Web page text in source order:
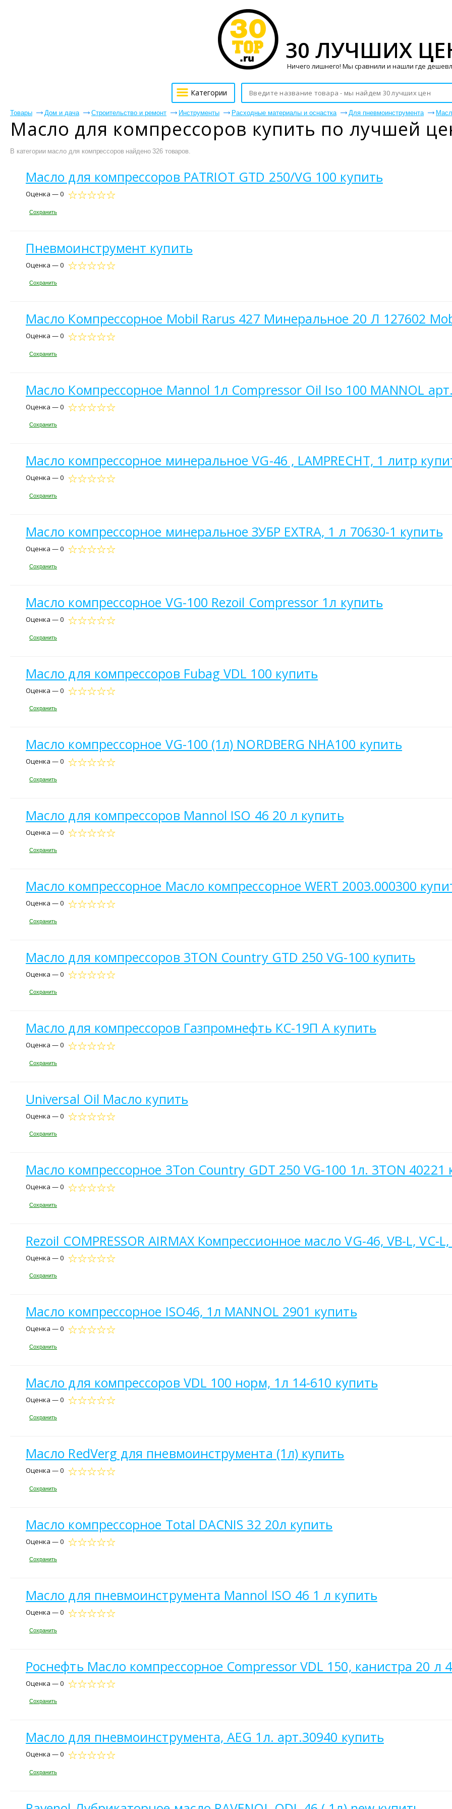
Товары Дом и дача Строительство и ремонт Инструменты Расходные материалы и оснастка Для пневмоинструмента
Масло для компрессоров купить по лучшей
В категории масло для компрессоров найдено 326 товаров.
Масло для компрессоров PATRIOT GTD 250/VG 100 купить
Оценка — 0
Сохранить
Пневмоинструмент купить
Оценка — 0
Сохранить
Масло Компрессорное Mobil Rarus 427 Минеральное 20 Л 127602
Оценка — 0
Сохранить
Масло Компрессорное Mannol 1л Compressor Oil Iso 100 MANNOL
Оценка — 0
Сохранить
Масло компрессорное минеральное VG-46 , LAMPRECHT, 1 литр
Оценка — 0
Сохранить
Масло компрессорное минеральное ЗУБР EXTRA, 1 л 70630-1 купить
Оценка — 0
Сохранить
Масло компрессорное VG-100 Rezoil Compressor 1л купить
Оценка — 0
Сохранить
Масло для компрессоров Fubag VDL 100 купить
Оценка — 0
Сохранить
Масло компрессорное VG-100 (1л) NORDBERG NHA100 купить
Оценка — 0
Сохранить
Масло для компрессоров Mannol ISO 46 20 л купить
Оценка — 0
Сохранить
Масло компрессорное Масло компрессорное WERT 2003.000300
Оценка — 0
Сохранить
Масло для компрессоров 3TON Country GTD 250 VG-100 купить
Оценка — 0
Сохранить
Масло для компрессоров Газпромнефть КС-19П А купить
Оценка — 0
Сохранить
Universal Oil Масло купить
Оценка — 0
Сохранить
Масло компрессорное 3Ton Country GDT 250 VG-100 1л. 3TON 40221
Оценка — 0
Сохранить
Rezoil COMPRESSOR AIRMAX Компрессионное масло VG-46, VB-L, VC-
Оценка — 0
Сохранить
Масло компрессорное ISO46, 1л MANNOL 2901 купить
Оценка — 0
Сохранить
Масло для компрессоров VDL 100 норм, 1л 14-610 купить
Оценка — 0
Сохранить
Масло RedVerg для пневмоинструмента (1л) купить
Оценка — 0
Сохранить
Масло компрессорное Total DACNIS 32 20л купить
Оценка — 0
Сохранить
Масло для пневмоинструмента Mannol ISO 46 1 л купить
Оценка — 0
Сохранить
Роснефть Масло компрессорное Compressor VDL 150, канистра 20 л
Оценка — 0
Сохранить
Масло для пневмоинструмента, AEG 1л. арт.30940 купить
Оценка — 0
Сохранить
30 ЛУЧШИХ
Ничего лишнего! Мы сравнили и нашли где
Категории